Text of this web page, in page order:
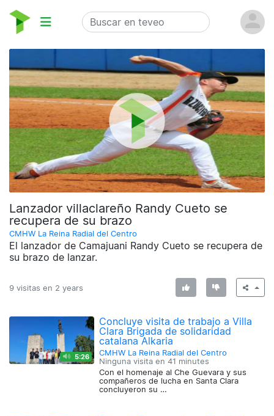
Lanzador villaclareño Randy Cueto se
recupera de su brazo
CMHW La Reina Radial del Centro
El lanzador de Camajuani Randy Cueto se recupera de
su brazo de lanzar.
9 visitas en 2 years
5:26
Concluye visita de trabajo a Villa
Clara Brigada de solidaridad
catalana Alkaria
CMHW La Reina Radial del Centro
Ninguna visita en41 minutes
Con el homenaje al Che Guevara y sus
compañeros de lucha en Santa Clara
concluyeron su …